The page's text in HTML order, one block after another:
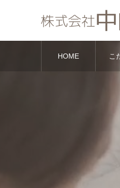
HOME こ